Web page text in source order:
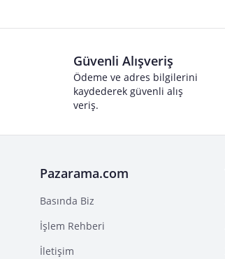
Güvenli Alışveriş
Ödeme ve adres bilgilerini
kaydederek güvenli alış
veriş.
Pazarama.com
Basında Biz
İşlem Rehberi
İletişim